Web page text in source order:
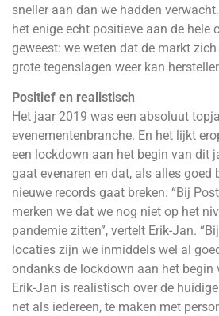
sneller aan dan we hadden
het enige echt positieve aan de hele
geweest: we weten dat de markt
grote tegenslagen weer kan
Positief en realistisch
Het jaar 2019 was een absoluut
evenementenbranche. En het lijkt
een lockdown aan het begin van dit
gaat evenaren en dat, als alles goed
nieuwe records gaat breken. “Bij
merken we dat we nog niet op het
pandemie zitten”, vertelt Erik-Jan.
locaties zijn we inmiddels wel al
ondanks de lockdown aan het begin
Erik-Jan is realistisch over de
net als iedereen, te maken met